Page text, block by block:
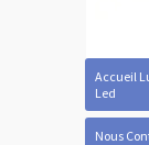
Accueil
Led
Nous